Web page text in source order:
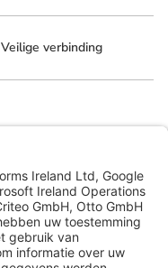
Veilige verbinding